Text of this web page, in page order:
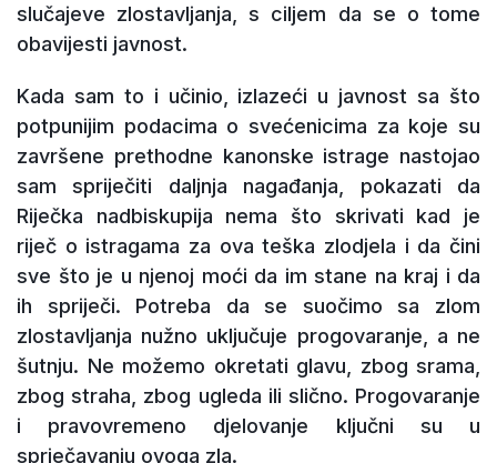
slučajeve zlostavljanja, s ciljem da se o tome
obavijesti javnost.
Kada sam to i učinio, izlazeći u javnost sa što
potpunijim podacima o svećenicima za koje su
završene prethodne kanonske istrage nastojao
sam spriječiti daljnja nagađanja, pokazati da
Riječka nadbiskupija nema što skrivati kad je
riječ o istragama za ova teška zlodjela i da čini
sve što je u njenoj moći da im stane na kraj i da
ih spriječi. Potreba da se suočimo sa zlom
zlostavljanja nužno uključuje progovaranje, a ne
šutnju. Ne možemo okretati glavu, zbog srama,
zbog straha, zbog ugleda ili slično. Progovaranje
i pravovremeno djelovanje ključni su u
sprječavanju ovoga zla.